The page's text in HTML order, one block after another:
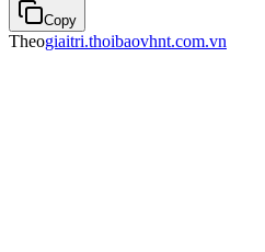
Copy
Theogiaitri.thoibaovhnt.com.vn